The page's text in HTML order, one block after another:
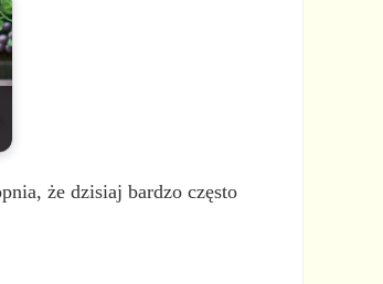
że dzisiaj bardzo często